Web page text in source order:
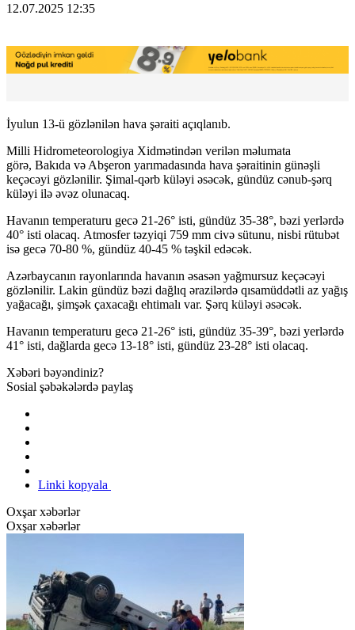
12.07.2025 12:35
İyulun 13-ü gözlənilən hava şəraiti açıqlanıb.
Milli Hidrometeorologiya Xidmətindən verilən məlumata
görə, Bakıda və Abşeron yarımadasında hava şəraitinin günəşli
keçəcəyi gözlənilir. Şimal-qərb küləyi əsəcək, gündüz cənub-şərq
küləyi ilə əvəz olunacaq.
Havanın temperaturu gecə 21-26° isti, gündüz 35-38°, bəzi yerlərdə
40° isti olacaq. Atmosfer təzyiqi 759 mm civə sütunu, nisbi rütubət
isə gecə 70-80 %, gündüz 40-45 % təşkil edəcək.
Azərbaycanın rayonlarında havanın əsasən yağmursuz keçəcəyi
gözlənilir. Lakin gündüz bəzi dağlıq ərazilərdə qısamüddətli az yağış
yağacağı, şimşək çaxacağı ehtimalı var. Şərq küləyi əsəcək.
Havanın temperaturu gecə 21-26° isti, gündüz 35-39°, bəzi yerlərdə
41° isti, dağlarda gecə 13-18° isti, gündüz 23-28° isti olacaq.
Xəbəri bəyəndiniz?
Sosial şəbəkələrdə paylaş
Linki kopyala
Oxşar xəbərlər
Oxşar xəbərlər